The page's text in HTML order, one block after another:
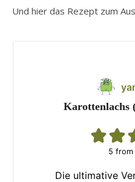
Und hier das Rezept zum
Karottenlachs
5 from
Die ultimative